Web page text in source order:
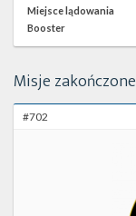
Miejsce lądowania
Booster
Misje zakończone
#702